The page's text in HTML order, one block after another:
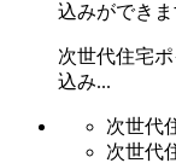
込みができま
次世代住宅
込み...
次世代
次世代